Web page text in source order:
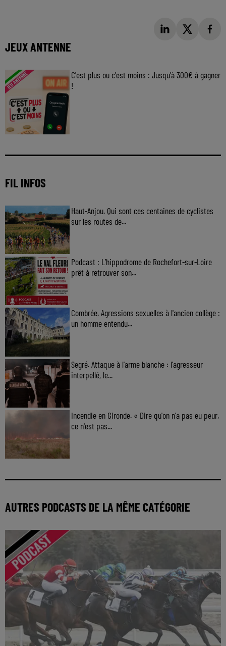
JEUX ANTENNE
C'est plus ou c'est moins : Jusqu'à 300€ à gagner
!
FIL INFOS
Haut-Anjou. Qui sont ces centaines de cyclistes
sur les routes de...
Podcast : L’hippodrome de Rochefort-sur-Loire
prêt à retrouver son...
Combrée. Agressions sexuelles à l'ancien collège :
un homme entendu...
Segré. Attaque à l'arme blanche : l'agresseur
interpellé, le...
Incendie en Gironde. « Dire qu'on n'a pas eu peur,
ce n'est pas...
AUTRES PODCASTS DE LA MÊME CATÉGORIE